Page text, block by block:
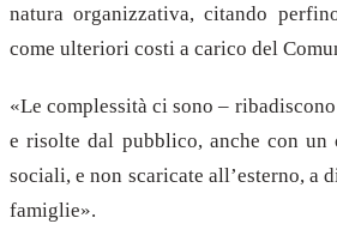
natura organizzativa, citando
come ulteriori costi a carico del
«Le complessità ci sono –
e risolte dal pubblico, anche con
sociali, e non scaricate all’esterno, a
famiglie».